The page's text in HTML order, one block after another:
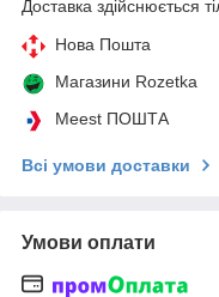
Доставка здійснюється
Нова Пошта
Магазини Rozetka
Meest ПОШТА
Всі умови доставки
Умови оплати